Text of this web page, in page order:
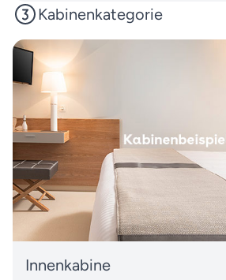
Kabinenkategorie
Innenkabine